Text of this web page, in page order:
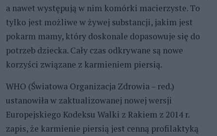
a nawet występują w nim komórki macierzyste. To
tylko jest możliwe w żywej substancji, jakim jest
pokarm mamy, który doskonale dopasowuje się do
potrzeb dziecka. Cały czas odkrywane są nowe
korzyści związane z karmieniem piersią.
WHO (Światowa Organizacja Zdrowia – red.)
ustanowiła w zaktualizowanej nowej wersji
Europejskiego Kodeksu Walki z Rakiem z 2014 r.
zapis, że karmienie piersią jest cenną profilaktyką